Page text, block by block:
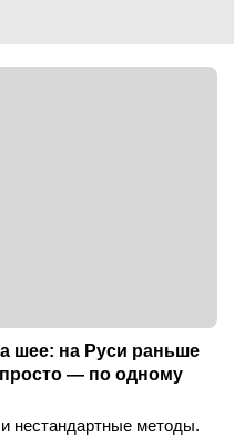
шее: на Руси раньше
— по одному
нестандартные методы.